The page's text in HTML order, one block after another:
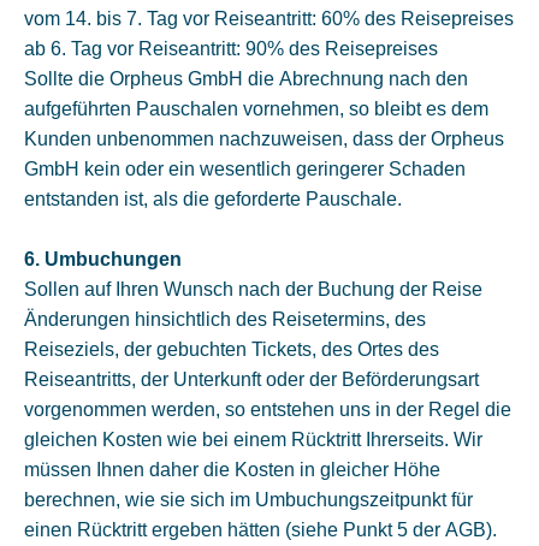
vom 14. bis 7. Tag vor Reiseantritt: 60% des Reisepreises
ab 6. Tag vor Reiseantritt: 90% des Reisepreises
Sollte die Orpheus GmbH die Abrechnung nach den
aufgeführten Pauschalen vornehmen, so bleibt es dem
Kunden unbenommen nachzuweisen, dass der Orpheus
GmbH kein oder ein wesentlich geringerer Schaden
entstanden ist, als die geforderte Pauschale.
6. Umbuchungen
Sollen auf Ihren Wunsch nach der Buchung der Reise
Änderungen hinsichtlich des Reisetermins, des
Reiseziels, der gebuchten Tickets, des Ortes des
Reiseantritts, der Unterkunft oder der Beförderungsart
vorgenommen werden, so entstehen uns in der Regel die
gleichen Kosten wie bei einem Rücktritt Ihrerseits. Wir
müssen Ihnen daher die Kosten in gleicher Höhe
berechnen, wie sie sich im Umbuchungszeitpunkt für
einen Rücktritt ergeben hätten (siehe Punkt 5 der AGB).